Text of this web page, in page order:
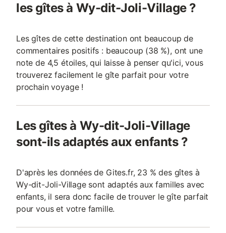
les gîtes à Wy-dit-Joli-Village ?
Les gîtes de cette destination ont beaucoup de
commentaires positifs : beaucoup (38 %), ont une
note de 4,5 étoiles, qui laisse à penser qu'ici, vous
trouverez facilement le gîte parfait pour votre
prochain voyage !
Les gîtes à Wy-dit-Joli-Village
sont-ils adaptés aux enfants ?
D'après les données de Gites.fr, 23 % des gîtes à
Wy-dit-Joli-Village sont adaptés aux familles avec
enfants, il sera donc facile de trouver le gîte parfait
pour vous et votre famille.